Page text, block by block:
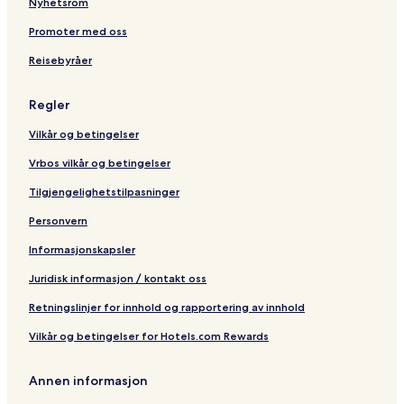
le
a
y
R
s
t
Promoter med oss
Reisebyråer
Regler
Vilkår og betingelser
Vrbos vilkår og betingelser
Tilgjengelighetstilpasninger
Personvern
Informasjonskapsler
Juridisk informasjon / kontakt oss
Retningslinjer for innhold og rapportering av innhold
Vilkår og betingelser for Hotels.com Rewards
Annen informasjon